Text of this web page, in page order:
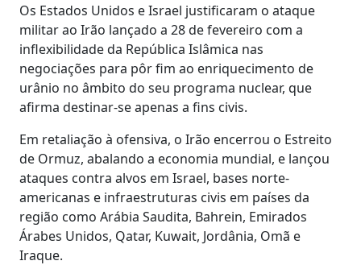
Os Estados Unidos e Israel justificaram o ataque
militar ao Irão lançado a 28 de fevereiro com a
inflexibilidade da República Islâmica nas
negociações para pôr fim ao enriquecimento de
urânio no âmbito do seu programa nuclear, que
afirma destinar-se apenas a fins civis.
Em retaliação à ofensiva, o Irão encerrou o Estreito
de Ormuz, abalando a economia mundial, e lançou
ataques contra alvos em Israel, bases norte-
americanas e infraestruturas civis em países da
região como Arábia Saudita, Bahrein, Emirados
Árabes Unidos, Qatar, Kuwait, Jordânia, Omã e
Iraque.